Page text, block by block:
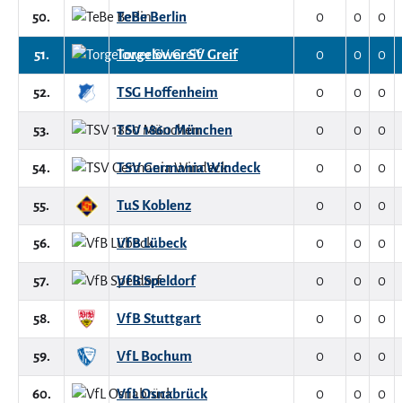
50. TeBe Berlin 0 0 0
51. Torgelower SV Greif 0 0 0
52. TSG Hoffenheim 0 0 0
53. TSV 1860 München 0 0 0
54. TSV Germania Windeck 0 0 0
55. TuS Koblenz 0 0 0
56. VfB Lübeck 0 0 0
57. VfB Speldorf 0 0 0
58. VfB Stuttgart 0 0 0
59. VfL Bochum 0 0 0
60. VfL Osnabrück 0 0 0